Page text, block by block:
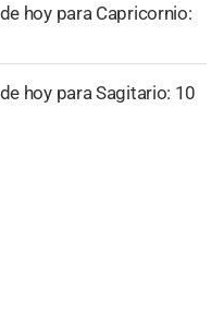
hoy para Capricornio:
hoy para Sagitario: 10